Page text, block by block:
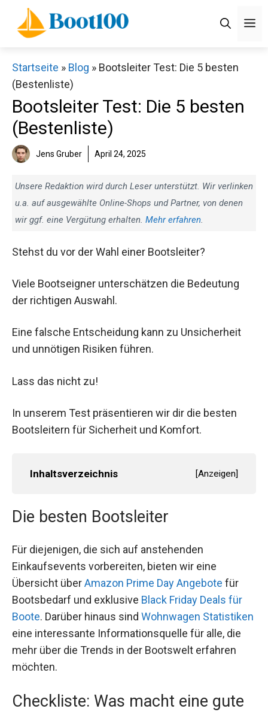
Inhalt
springen
Startseite » Blog » Bootsleiter Test: Die 5 besten
(Bestenliste)
Bootsleiter Test: Die 5 besten
(Bestenliste)
Jens Gruber April 24, 2025
Unsere Redaktion wird durch Leser unterstützt. Wir verlinken
u.a. auf ausgewählte Online-Shops und Partner, von denen
wir ggf. eine Vergütung erhalten. Mehr erfahren.
Stehst du vor der Wahl einer Bootsleiter?
Viele Bootseigner unterschätzen die Bedeutung
der richtigen Auswahl.
Eine falsche Entscheidung kann zu Unsicherheit
und unnötigen Risiken führen.
Lass das nicht zu!
In unserem Test präsentieren wir dir die besten
Bootsleitern für Sicherheit und Komfort.
Inhaltsverzeichnis [Anzeigen]
Die besten Bootsleiter
Für diejenigen, die sich auf anstehenden
Einkaufsevents vorbereiten, bieten wir eine
Übersicht überAmazon Prime Day Angebote für
Bootsbedarf und exklusive Black Friday Deals für
Boote. Darüber hinaus sind Wohnwagen Statistiken
eine interessante Informationsquelle für alle, die
mehr über die Trends in der Bootswelt erfahren
möchten.
Checkliste: Was macht eine gute